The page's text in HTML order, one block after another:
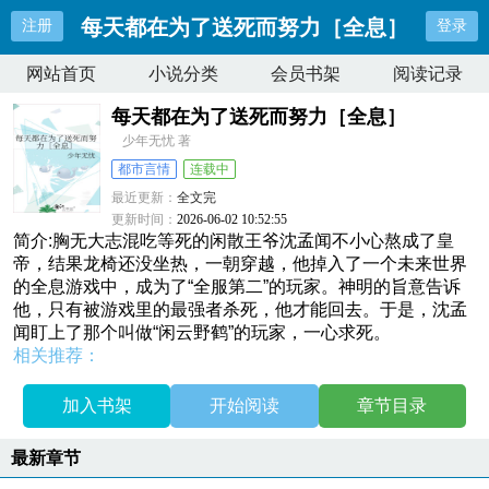
注册 每天都在为了送死而努力［全息］ 登录
网站首页 小说分类 会员书架 阅读记录
每天都在为了送死而努力［全息］
少年无忧 著
都市言情
连载中
最近更新：全文完
更新时间：2026-06-02 10:52:55
简介:胸无大志混吃等死的闲散王爷沈孟闻不小心熬成了皇
帝，结果龙椅还没坐热，一朝穿越，他掉入了一个未来世界
的全息游戏中，成为了“全服第二”的玩家。神明的旨意告诉
他，只有被游戏里的最强者杀死，他才能回去。于是，沈孟
闻盯上了那个叫做“闲云野鹤”的玩家，一心求死。
相关推荐：
加入书架 开始阅读 章节目录
最新章节